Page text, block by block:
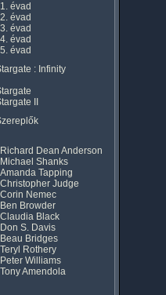
1. évad
2. évad
3. évad
4. évad
5. évad
: Infinity
II
Richard Dean Anderson
Michael Shanks
Amanda Tapping
Christopher Judge
Corin Nemec
Ben Browder
Claudia Black
Don S. Davis
Beau Bridges
Teryl Rothery
Peter Williams
Tony Amendola